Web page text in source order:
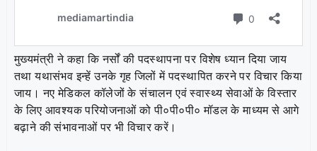
मुख्यमंत्री ने कहा कि नर्सों की पदस्थापना पर विशेष ध्यान दिया जाय
तथा यथासंभव इन्हें उनके गृह जिलों में पदस्थापित करने पर विचार किया
जाय। नए मेडिकल कॉलेजों के संचालन एवं स्वास्थ्य सेवाओं के विस्तार
के लिए आवश्यक परियोजनाओं को पी०पी०पी० मॉडल के माध्यम से आगे
बढ़ाने की संभावनाओं पर भी विचार करें।